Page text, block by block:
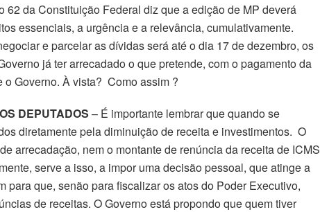
62 da Constituição Federal diz que a edição de MP deverá
essenciais, a urgência e a relevância, cumulativamente.
e parcelar as dívidas será até o dia 17 de dezembro, os
já ter arrecadado o que pretende, com o pagamento da
Governo. À vista? Como assim ?
DEPUTADOS – É importante lembrar que quando se
diretamente pela diminuição de receita e investimentos. O
arrecadação, nem o montante de renúncia da receita de ICMS
serve a isso, a impor uma decisão pessoal, que atinge a
para que, senão para fiscalizar os atos do Poder Executivo,
de receitas. O Governo está propondo que quem tiver